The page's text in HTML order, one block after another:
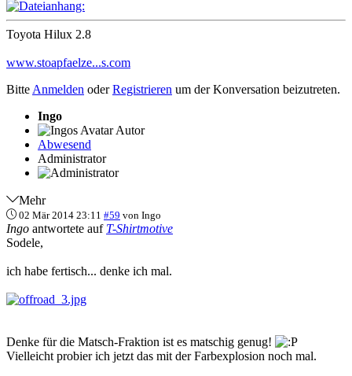
Toyota Hilux 2.8
www.stoapfaelze...s.com
Bitte Anmelden oderRegistrieren um der Konversation beizutreten.
Ingo
Autor
Abwesend
Administrator
Mehr
02 Mär 2014 23:11 #59 von Ingo
Ingo antwortete auf T-Shirtmotive
Sodele,
ich habe fertisch... denke ich mal.
Denke für die Matsch-Fraktion ist es matschig genug!
Vielleicht probier ich jetzt das mit der Farbexplosion noch mal.